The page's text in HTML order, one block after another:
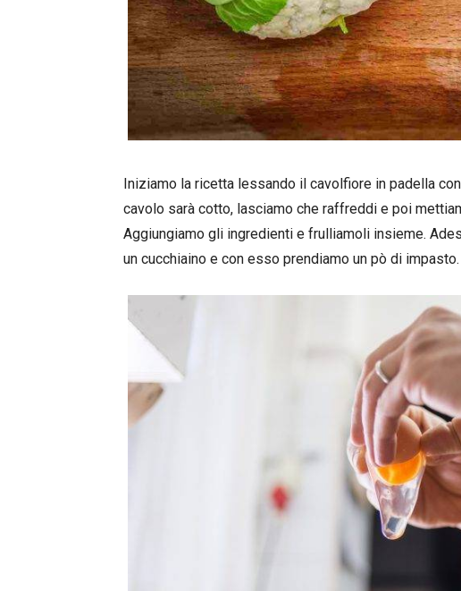
Iniziamo la ricetta lessando il cavolfiore in padella
cavolo sarà cotto, lasciamo che raffreddi e poi
Aggiungiamo gli ingredienti e frulliamoli insieme.
un cucchiaino e con esso prendiamo un pò di impasto.